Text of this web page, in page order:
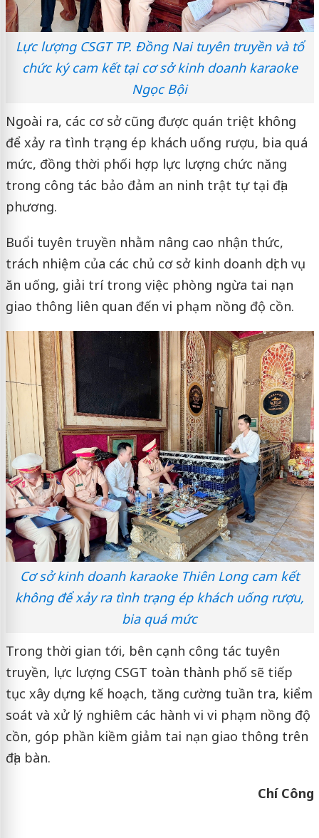
Lực lượng CSGT TP. Đồng Nai tuyên truyền và tổ
chức ký cam kết tại cơ sở kinh doanh karaoke
Ngọc Bội
Ngoài ra, các cơ sở cũng được quán triệt không
để xảy ra tình trạng ép khách uống rượu, bia quá
mức, đồng thời phối hợp lực lượng chức năng
trong công tác bảo đảm an ninh trật tự tại địa
phương.
Buổi tuyên truyền nhằm nâng cao nhận thức,
trách nhiệm của các chủ cơ sở kinh doanh dịch vụ
ăn uống, giải trí trong việc phòng ngừa tai nạn
giao thông liên quan đến vi phạm nồng độ cồn.
Cơ sở kinh doanh karaoke Thiên Long cam kết
không để xảy ra tình trạng ép khách uống rượu,
bia quá mức
Trong thời gian tới, bên cạnh công tác tuyên
truyền, lực lượng CSGT toàn thành phố sẽ tiếp
tục xây dựng kế hoạch, tăng cường tuần tra, kiểm
soát và xử lý nghiêm các hành vi vi phạm nồng độ
cồn, góp phần kiềm giảm tai nạn giao thông trên
địa bàn.
Chí Công